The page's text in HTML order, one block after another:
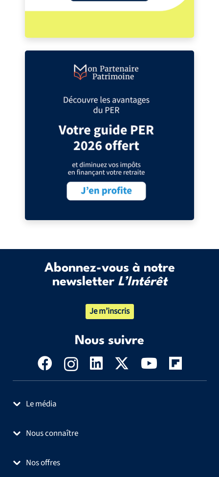
Abonnez-vous à notre
newsletter L’Intérêt
Je m’inscris
Nous suivre
Le média
Nous connaître
Nos offres